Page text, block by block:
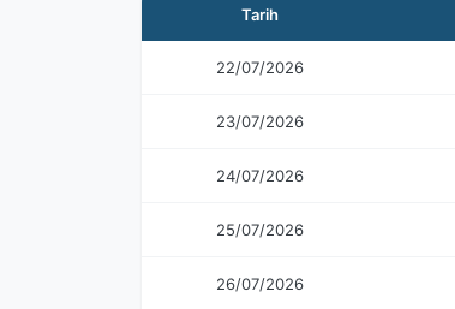
Tarih
22/07/2026
23/07/2026
24/07/2026
25/07/2026
26/07/2026